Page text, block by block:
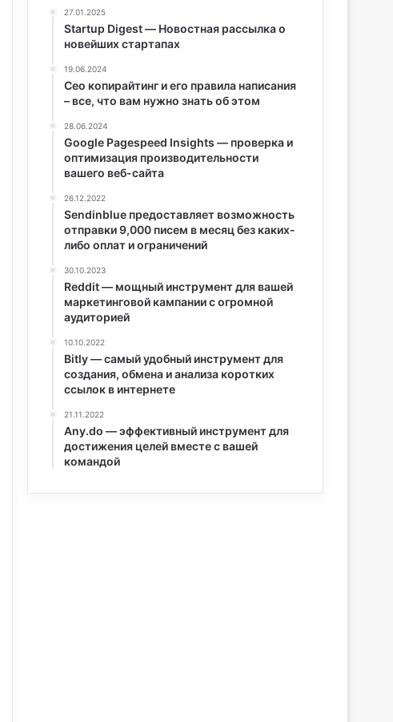
27.01.2025
Startup Digest — Новостная рассылка о
новейших стартапах
19.06.2024
Сео копирайтинг и его правила написания
– все, что вам нужно знать об этом
28.06.2024
Google Pagespeed Insights — проверка и
оптимизация производительности
вашего веб-сайта
26.12.2022
Sendinblue предоставляет возможность
отправки 9,000 писем в месяц без каких-
либо оплат и ограничений
30.10.2023
Reddit — мощный инструмент для вашей
маркетинговой кампании с огромной
аудиторией
10.10.2022
Bitly — самый удобный инструмент для
создания, обмена и анализа коротких
ссылок в интернете
21.11.2022
Any.do — эффективный инструмент для
достижения целей вместе с вашей
командой